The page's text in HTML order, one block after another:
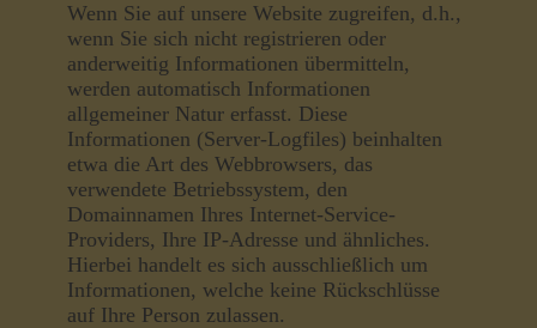
Wenn Sie auf unsere Website zugreifen, d.h.,
wenn Sie sich nicht registrieren oder
anderweitig Informationen übermitteln,
werden automatisch Informationen
allgemeiner Natur erfasst. Diese
Informationen (Server-Logfiles) beinhalten
etwa die Art des Webbrowsers, das
verwendete Betriebssystem, den
Domainnamen Ihres Internet-Service-
Providers, Ihre IP-Adresse und ähnliches.
Hierbei handelt es sich ausschließlich um
Informationen, welche keine Rückschlüsse
auf Ihre Person zulassen.